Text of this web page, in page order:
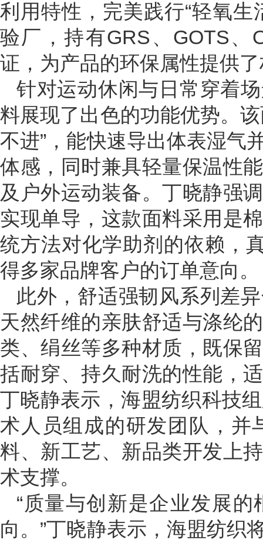
利用特性，完美践行“轻氧
验厂，持有GRS、GOTS、
证，为产品的环保属性提供
针对运动休闲与日常穿着
料展现了出色的功能优势。
不进”，能快速导出体表湿气
体感，同时兼具轻量保温性
及户外运动装备。丁晓静强
实现单导，这款面料采用是
统方法对化学助剂的依赖，
得多家品牌客户的订单意向。
此外，舒适强韧风系列差
天然纤维的亲肤舒适与涤纶
类、绢丝等多种材质，既保
括耐穿、持久耐洗的性能，
丁晓静表示，海盟纺织科技
术人员组成的研发团队，并
料、新工艺、新品类开发上
术支撑。
“质量与创新是企业发展
向。”丁晓静表示，海盟纺织